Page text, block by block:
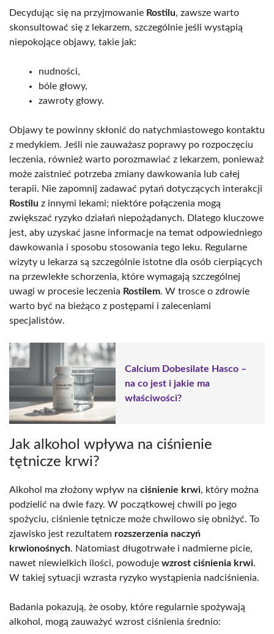
Decydując się na przyjmowanie Rostilu, zawsze warto
skonsultować się z lekarzem, szczególnie jeśli wystąpią
niepokojące objawy, takie jak:
nudności,
bóle głowy,
zawroty głowy.
Objawy te powinny skłonić do natychmiastowego kontaktu
z medykiem. Jeśli nie zauważasz poprawy po rozpoczęciu
leczenia, również warto porozmawiać z lekarzem, ponieważ
może zaistnieć potrzeba zmiany dawkowania lub całej
terapii. Nie zapomnij zadawać pytań dotyczących interakcji
Rostilu z innymi lekami; niektóre połączenia mogą
zwiększać ryzyko działań niepożądanych. Dlatego kluczowe
jest, aby uzyskać jasne informacje na temat odpowiedniego
dawkowania i sposobu stosowania tego leku. Regularne
wizyty u lekarza są szczególnie istotne dla osób cierpiących
na przewlekłe schorzenia, które wymagają szczególnej
uwagi w procesie leczenia Rostilem. W trosce o zdrowie
warto być na bieżąco z postępami i zaleceniami
specjalistów.
Calcium Dobesilate Hasco –
na co jest i jakie ma
właściwości?
Jak alkohol wpływa na ciśnienie
tętnicze krwi?
Alkohol ma złożony wpływ na ciśnienie krwi, który można
podzielić na dwie fazy. W początkowej chwili po jego
spożyciu, ciśnienie tętnicze może chwilowo się obniżyć. To
zjawisko jest rezultatem rozszerzenia naczyń
krwionośnych. Natomiast długotrwałe i nadmierne picie,
nawet niewielkich ilości, powoduje wzrost ciśnienia krwi.
W takiej sytuacji wzrasta ryzyko wystąpienia nadciśnienia.
Badania pokazują, że osoby, które regularnie spożywają
alkohol, mogą zauważyć wzrost ciśnienia średnio: